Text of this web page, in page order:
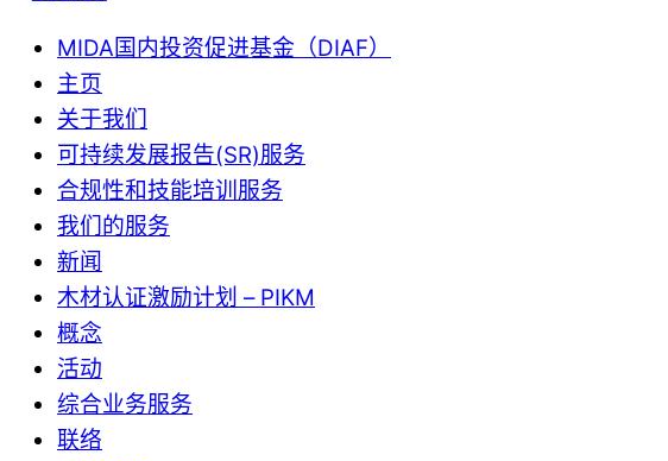
MIDA国内投资促进基金（DIAF）
主页
关于我们
可持续发展报告(SR)服务
合规性和技能培训服务
我们的服务
新闻
木材认证激励计划 – PIKM
概念
活动
综合业务服务
联络